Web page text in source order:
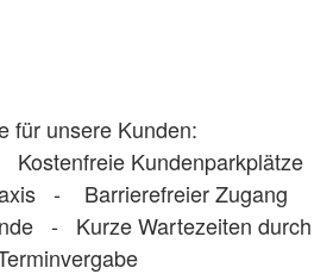
für unsere Kunden:
Kundenparkplätze
- Barrierefreier Zugang
- Kurze Wartezeiten durch